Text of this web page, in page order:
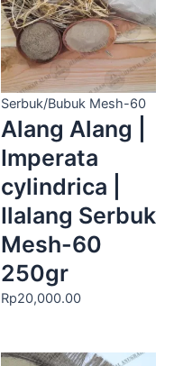
Serbuk/Bubuk Mesh-60
Alang Alang |
Imperata
cylindrica |
Ilalang Serbuk
Mesh-60
250gr
Rp20,000.00